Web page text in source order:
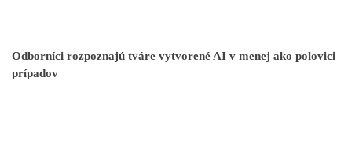
Odborníci rozpoznajú tváre vytvorené AI v menej ako polovici
prípadov